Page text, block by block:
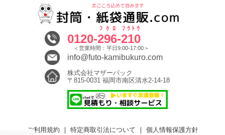
0120-296
ﾌｸﾛ
-210
ﾌｳﾄｳ
＜営業時間：平日9:00-17:00＞
info@futo-kamibukuro.com
株式会社マザーパック
〒815-0031 福岡市南区清水2-14-18
ご利用規約 ｜ 特定商取引法について ｜ 個人情報保護方針